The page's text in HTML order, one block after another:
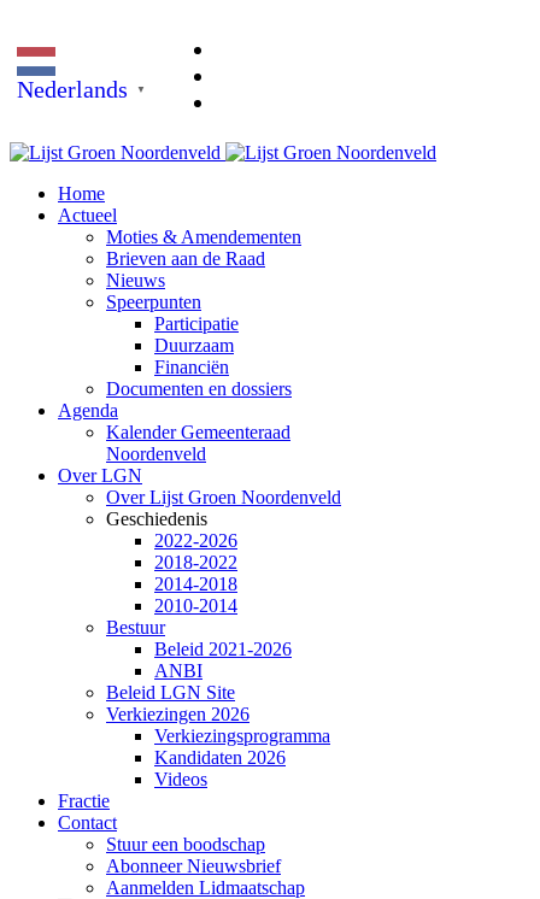
Nederlands ▼
Home
Actueel
Moties & Amendementen
Brieven aan de Raad
Nieuws
Speerpunten
Participatie
Duurzaam
Financiën
Documenten en dossiers
Agenda
Kalender Gemeenteraad
Noordenveld
Over LGN
Over Lijst Groen Noordenveld
Geschiedenis
2022-2026
2018-2022
2014-2018
2010-2014
Bestuur
Beleid 2021-2026
ANBI
Beleid LGN Site
Verkiezingen 2026
Verkiezingsprogramma
Kandidaten 2026
Videos
Fractie
Contact
Stuur een boodschap
Abonneer Nieuwsbrief
Aanmelden Lidmaatschap